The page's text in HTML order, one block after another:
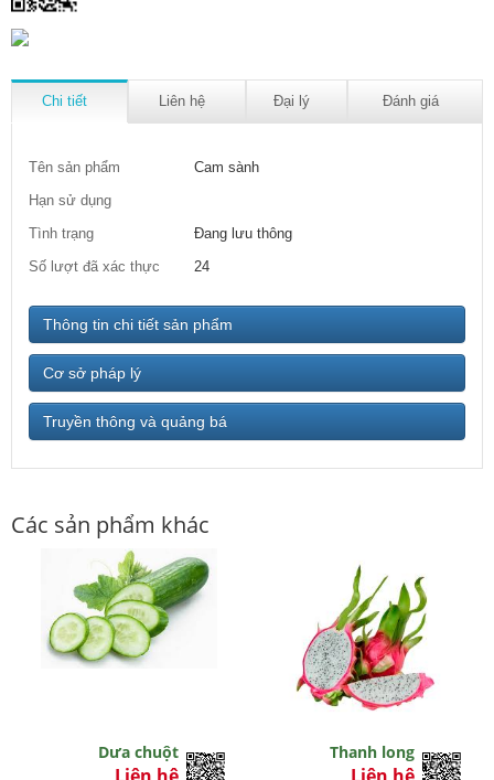
Chi tiết Liên hệ Đại lý Đánh giá
Tên sản phẩm
Cam sành
Hạn sử dụng
Tình trạng
Đang lưu thông
Số lượt đã xác thực
24
Thông tin chi tiết sản phẩm
Cơ sở pháp lý
Truyền thông và quảng bá
Các sản phẩm khác
Dưa chuột Thanh long